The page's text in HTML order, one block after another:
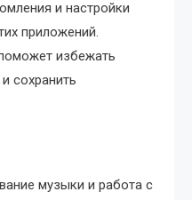
и настройки
приложений.
избежать
сохранить
музыки и работа с